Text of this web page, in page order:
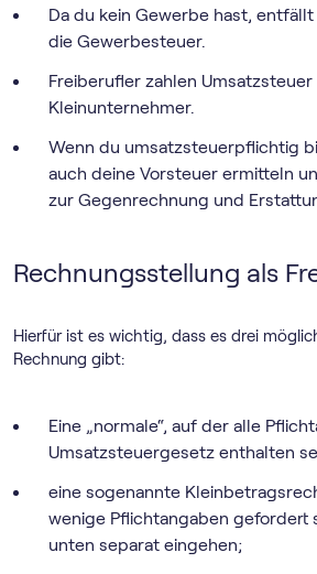
Da du kein Gewerbe hast,
die Gewerbesteuer.
Freiberufler zahlen Umsatzsteuer
Kleinunternehmer.
Wenn du umsatzsteuerpflichtig
auch deine Vorsteuer ermitteln
zur Gegenrechnung und
Rechnungsstellung als
Hierfür ist es wichtig, dass es drei
Rechnung gibt:
Eine „normale“, auf der alle
Umsatzsteuergesetz enthalten
eine sogenannte
wenige Pflichtangaben gefordert
unten separat eingehen;